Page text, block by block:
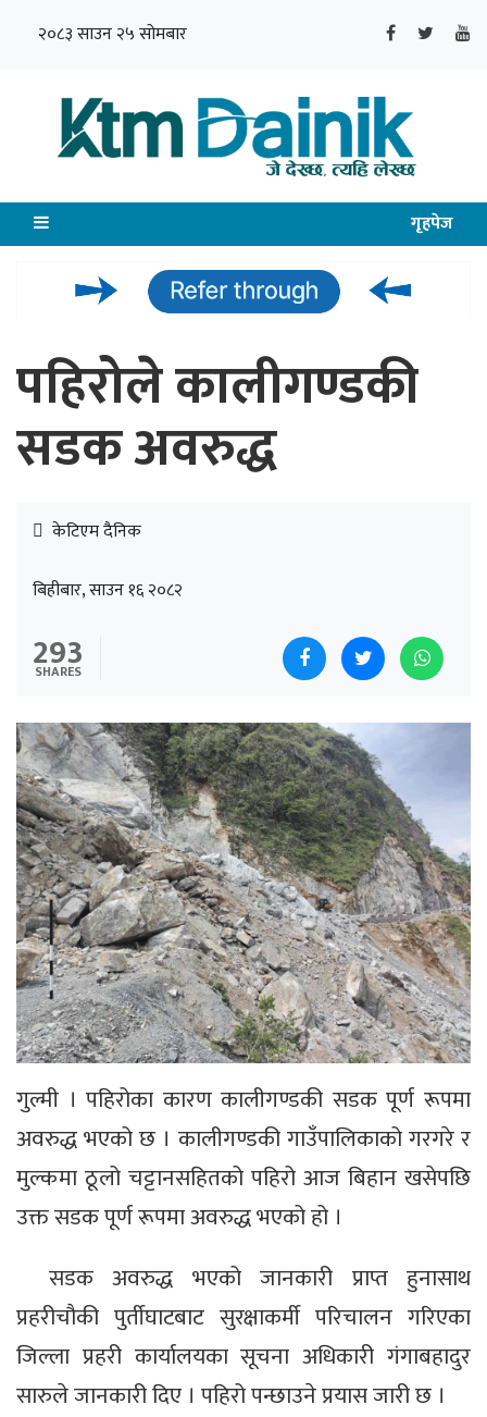
२०८३ साउन २५ सोमबार
गृहपेज
पहिरोले कालीगण्डकी
सडक अवरुद्ध
केटिएम दैनिक
बिहीबार, साउन १६ २०८२
293
SHARES
गुल्मी । पहिरोका कारण कालीगण्डकी सडक पूर्ण रूपमा
अवरुद्ध भएको छ । कालीगण्डकी गाउँपालिकाको गरगरे र
मुल्कमा ठूलो चट्टानसहितको पहिरो आज बिहान खसेपछि
उक्त सडक पूर्ण रूपमा अवरुद्ध भएको हो ।
सडक अवरुद्ध भएको जानकारी प्राप्त हुनासाथ
प्रहरीचौकी पुर्तीघाटबाट सुरक्षाकर्मी परिचालन गरिएका
जिल्ला प्रहरी कार्यालयका सूचना अधिकारी गंगाबहादुर
सारुले जानकारी दिए । पहिरो पन्छाउने प्रयास जारी छ ।